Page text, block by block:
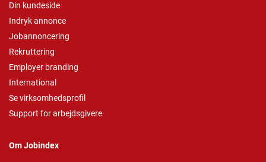
Din kundeside
Indryk annonce
Jobannoncering
Rekruttering
Employer branding
International
Se virksomhedsprofil
Support for arbejdsgivere
Om Jobindex